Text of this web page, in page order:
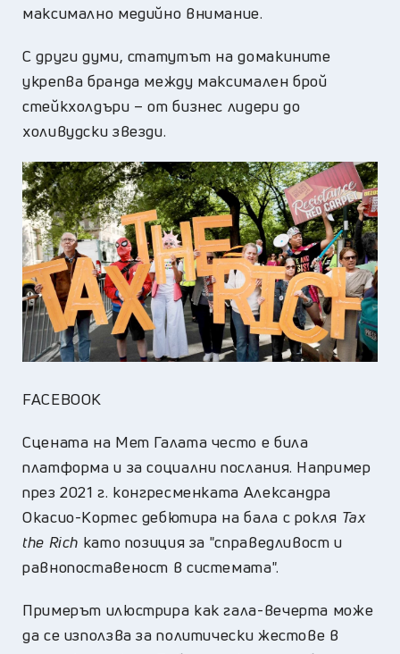
максимално медийно внимание.
С други думи, статутът на домакините
укрепва бранда между максимален брой
стейкхолдъри – от бизнес лидери до
холивудски звезди.
FACEBOOK
Сцената на Мет Галата често е била
платформа и за социални послания. Например
през 2021 г. конгресменката Александра
Окасио-Кортес дебютира на бала с рокля Tax
the Rich като позиция за "справедливост и
равнопоставеност в системата".
Примерът илюстрира как гала-вечерта може
да се използва за политически жестове в